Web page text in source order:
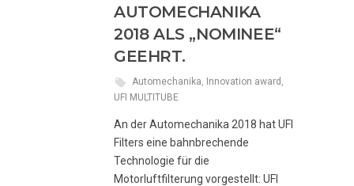
AUTOMECHANIKA
2018 ALS „NOMINEE“
GEEHRT.
Automechanika, Innovation award ,
UFI MULTITUBE
An der Automechanika 2018 hat UFI
Filters eine bahnbrechende
Technologie für die
Motorluftfilterung vorgestellt: UFI